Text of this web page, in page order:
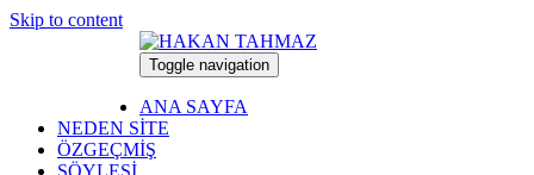
Skip to content
Toggle navigation
ANA SAYFA
NEDEN SİTE
ÖZGEÇMİŞ
SÖYLEŞİ